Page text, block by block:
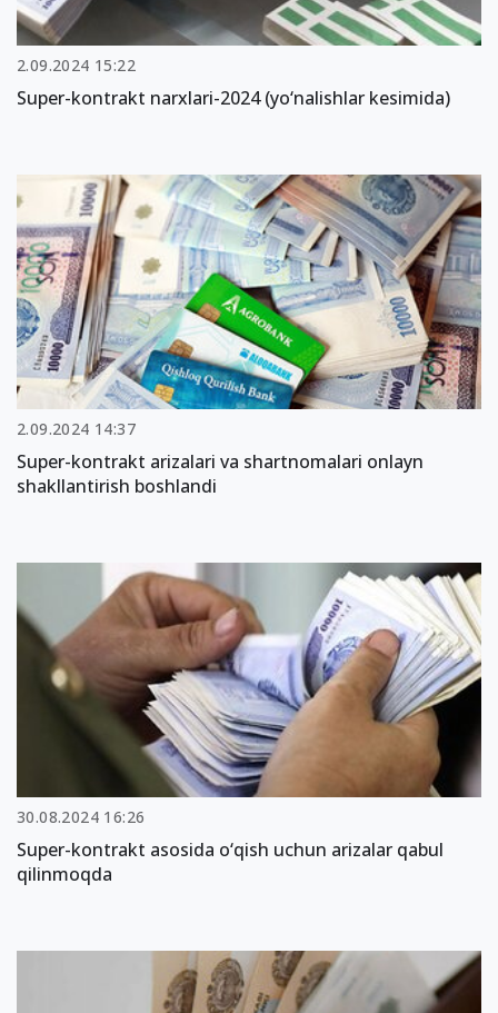
2.09.2024 15:22
Super-kontrakt narxlari-2024 (yo‘nalishlar kesimida)
2.09.2024 14:37
Super-kontrakt arizalari va shartnomalari onlayn
shakllantirish boshlandi
30.08.2024 16:26
Super-kontrakt asosida o‘qish uchun arizalar qabul
qilinmoqda